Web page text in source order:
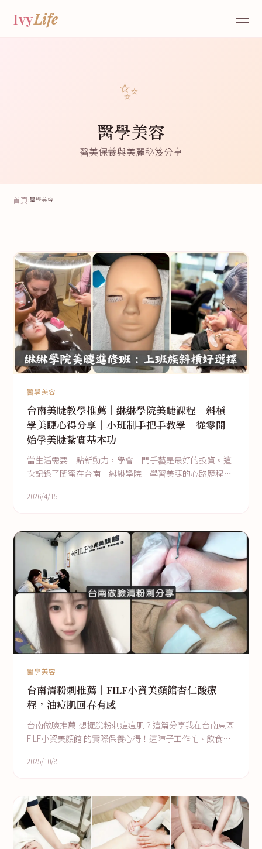
IvyLife
✨
醫學美容
醫美保養與美麗秘笈分享
首頁›醫學美容
醫學美容
台南美睫教學推薦｜綝綝學院美睫課程｜斜槓
學美睫心得分享｜小班制手把手教學｜從零開
始學美睫紮實基本功
當生活需要一點新動力，學會一門手藝是最好的投資。這
次記錄了閨蜜在台南「綝綝學院」學習美睫的心路歷程，
的耐心讓人
2026/4/15
醫學美容
台南清粉刺推薦｜FILF小資美顏館杏仁酸療
程，油痘肌回春有感
台南做臉推薦-想擺脫粉刺痘痘肌？這篇分享我在台南東區
FILF小資美顏館 的實際保養心得！這陣子工作忙、飲食爆
2025/10/8